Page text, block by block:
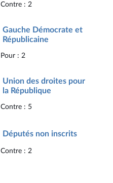
Contre : 2
Gauche Démocrate et
Républicaine
Pour : 2
Union des droites pour
la République
Contre : 5
Députés non inscrits
Contre : 2